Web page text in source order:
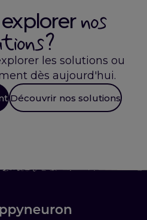
nos
?
les solutions ou
dès aujourd'hui.
Découvrir nos solutions